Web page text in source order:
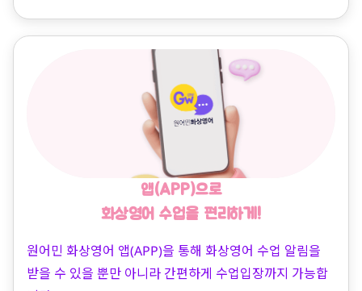
앱(APP)으로
화상영어 수업을 편리하게!
원어민 화상영어 앱(APP)을 통해 화상영어 수업 알림을
받을 수 있을 뿐만 아니라 간편하게 수업입장까지 가능합